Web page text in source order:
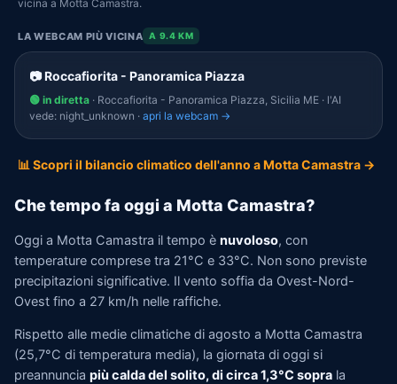
vicina a Motta Camastra.
LA WEBCAM PIÙ VICINA A 9.4 KM
📷 Roccafiorita - Panoramica Piazza
🟢 in diretta · Roccafiorita - Panoramica Piazza, Sicilia ME · l'AI
vede: night_unknown · apri la webcam →
📊 Scopri il bilancio climatico dell'anno a Motta Camastra →
Che tempo fa oggi a Motta Camastra?
Oggi a Motta Camastra il tempo è nuvoloso, con
temperature comprese tra 21°C e 33°C. Non sono previste
precipitazioni significative. Il vento soffia da Ovest-Nord-
Ovest fino a 27 km/h nelle raffiche.
Rispetto alle medie climatiche di agosto a Motta Camastra
(25,7°C di temperatura media), la giornata di oggi si
preannuncia più calda del solito, di circa 1,3°C sopra la